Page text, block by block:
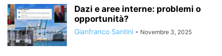
Dazi e aree interne: problemi o
opportunità?
Gianfranco Santini - Novembre 3, 2025